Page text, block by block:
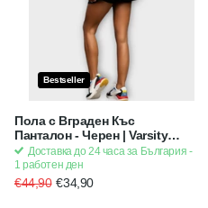
Bestseller
Пола с Вграден Къс
Панталон - Черен | Varsity
Премиум Серия
Доставка до 24 часа за България -
1 работен ден
€44,90 €34,90